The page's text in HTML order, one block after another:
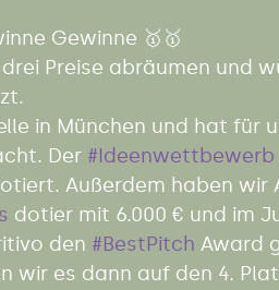
Gewinne 🥇🥇
Preise abräumen und
in München und hat für
Der #Ideenwettbewerb
Außerdem haben wir
dotier mit 6.000 € und im
den #BestPitch Award
wir es dann auf den 4.